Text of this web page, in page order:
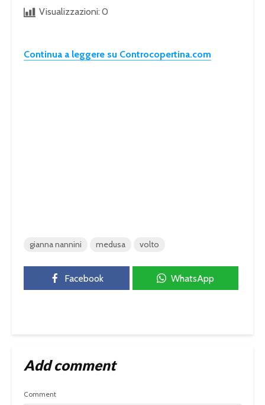
Visualizzazioni: 0
Continua a leggere su Controcopertina.com
gianna nannini medusa volto
Facebook WhatsApp
Add comment
Comment